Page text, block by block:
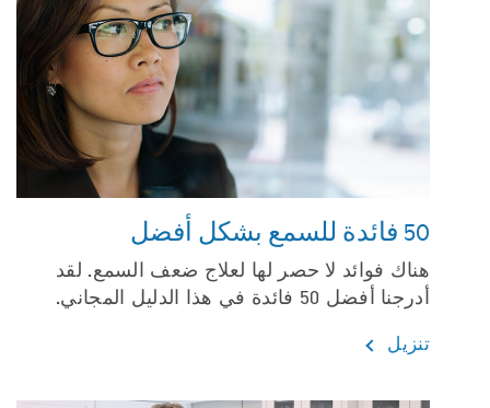
50 فائدة للسمع بشكل أفضل
هناك فوائد لا حصر لها لعلاج ضعف السمع. لقد
أدرجنا أفضل 50 فائدة في هذا الدليل المجاني.
تنزيل